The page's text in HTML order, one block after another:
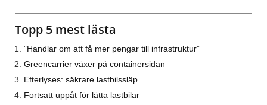
Topp 5 mest lästa
”Handlar om att få mer pengar till infrastruktur”
Greencarrier växer på containersidan
Efterlyses: säkrare lastbilssläp
Fortsatt uppåt för lätta lastbilar